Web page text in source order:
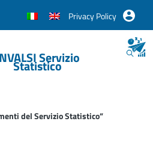
Privacy Policy
Servizio
Statistico
del Servizio Statistico”